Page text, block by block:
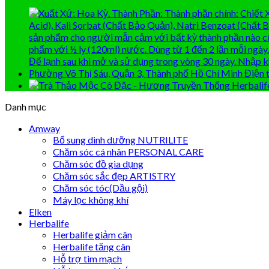
Danh mục
Amway
Bổ sung dinh dưỡng NUTRILITE
Chăm sóc cá nhân PERSONAL CARE
Chăm sóc đồ gia dụng
Chăm sóc sắc đẹp ARTISTRY
Chăm sóc tóc(Dầu gội)
Máy lọc không khí
Elken
Herbalife
Herbalife giảm cân
Herbalife tăng cân
Hỗ trợ tim mạch